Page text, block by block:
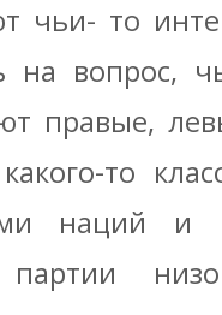
чьи- то
на вопрос,
правые,
то
наций и